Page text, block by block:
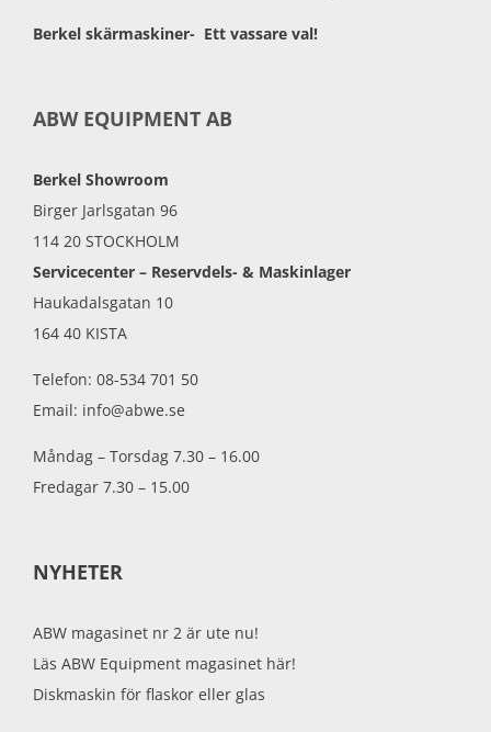
Berkel skärmaskiner- Ett vassare val!
ABW EQUIPMENT AB
Berkel Showroom
Birger Jarlsgatan 96
114 20 STOCKHOLM
Servicecenter – Reservdels- & Maskinlager
Haukadalsgatan 10
164 40 KISTA
Telefon: 08-534 701 50
Email: info@abwe.se
Måndag – Torsdag 7.30 – 16.00
Fredagar 7.30 – 15.00
NYHETER
ABW magasinet nr 2 är ute nu!
Läs ABW Equipment magasinet här!
Diskmaskin för flaskor eller glas